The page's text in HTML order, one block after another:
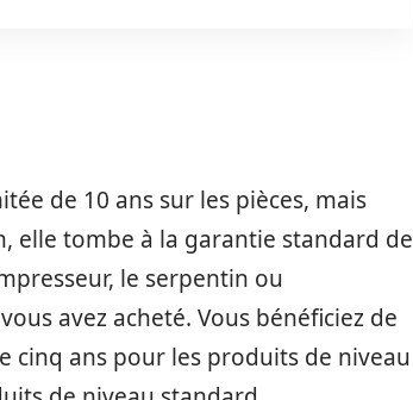
de 10 ans sur les pièces, mais
elle tombe à la garantie standard de
le serpentin ou
avez acheté. Vous bénéficiez de
cinq ans pour les produits de niveau